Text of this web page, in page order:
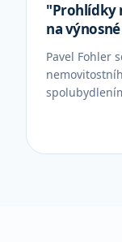
"Prohlídky
na
Fohler
Pavel Fohler